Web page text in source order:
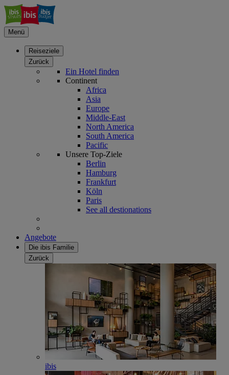
Menü
Reiseziele
Zurück
Ein Hotel finden
Continent
Africa
Asia
Europe
Middle-East
North America
South America
Pacific
Unsere Top-Ziele
Berlin
Hamburg
Frankfurt
Köln
Paris
See all destionations
Angebote
Die ibis Familie
Zurück
ibis